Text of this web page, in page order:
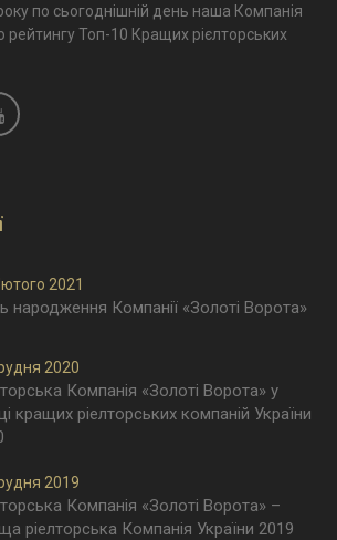
по сьогоднішній день наша Компанія
рейтингу Топ-10 Кращих рієлторських
2021
народження Компанії «Золоті Ворота»
2020
Компанія «Золоті Ворота» у
кращих ріелторських компаній України
2019
Компанія «Золоті Ворота» –
ріелторська Компанія України 2019